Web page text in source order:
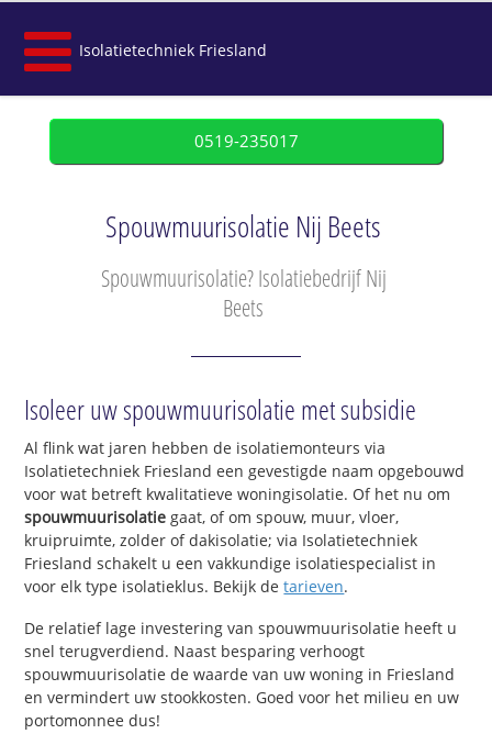
Isolatietechniek Friesland
0519-235017
Spouwmuurisolatie Nij Beets
Spouwmuurisolatie? Isolatiebedrijf Nij
Beets
Isoleer uw spouwmuurisolatie met subsidie
Al flink wat jaren hebben de isolatiemonteurs via
Isolatietechniek Friesland een gevestigde naam opgebouwd
voor wat betreft kwalitatieve woningisolatie. Of het nu om
spouwmuurisolatie gaat, of om spouw, muur, vloer,
kruipruimte, zolder of dakisolatie; via Isolatietechniek
Friesland schakelt u een vakkundige isolatiespecialist in
voor elk type isolatieklus. Bekijk detarieven.
De relatief lage investering van spouwmuurisolatie heeft u
snel terugverdiend. Naast besparing verhoogt
spouwmuurisolatie de waarde van uw woning in Friesland
en vermindert uw stookkosten. Goed voor het milieu en uw
portomonnee dus!